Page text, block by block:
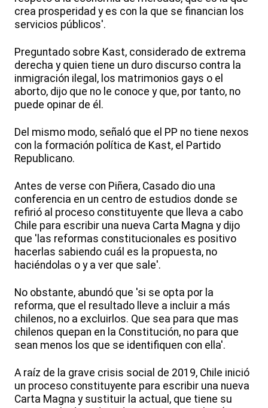
crea prosperidad y es con la que se financian los
servicios públicos'.
Preguntado sobre Kast, considerado de extrema
derecha y quien tiene un duro discurso contra la
inmigración ilegal, los matrimonios gays o el
aborto, dijo que no le conoce y que, por tanto, no
puede opinar de él.
Del mismo modo, señaló que el PP no tiene nexos
con la formación política de Kast, el Partido
Republicano.
Antes de verse con Piñera, Casado dio una
conferencia en un centro de estudios donde se
refirió al proceso constituyente que lleva a cabo
Chile para escribir una nueva Carta Magna y dijo
que 'las reformas constitucionales es positivo
hacerlas sabiendo cuál es la propuesta, no
haciéndolas o y a ver que sale'.
No obstante, abundó que 'si se opta por la
reforma, que el resultado lleve a incluir a más
chilenos, no a excluirlos. Que sea para que mas
chilenos quepan en la Constitución, no para que
sean menos los que se identifiquen con ella'.
A raíz de la grave crisis social de 2019, Chile inició
un proceso constituyente para escribir una nueva
Carta Magna y sustituir la actual, que tiene su